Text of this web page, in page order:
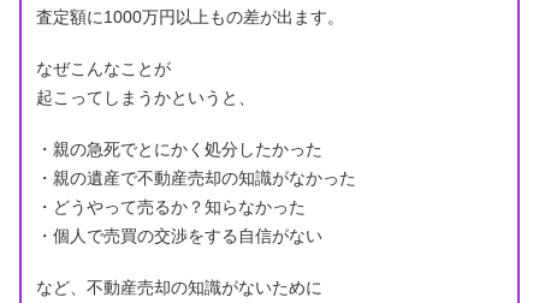
査定額に1000万円以上もの差が出ます。
なぜこんなことが
起こってしまうかというと、
・親の急死でとにかく処分したかった
・親の遺産で不動産売却の知識がなかった
・どうやって売るか？知らなかった
・個人で売買の交渉をする自信がない
など、不動産売却の知識がないために